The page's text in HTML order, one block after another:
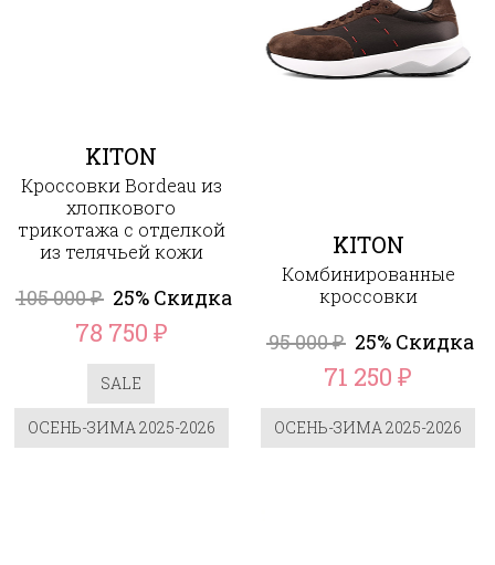
KITON
Кроссовки Bordeau из
хлопкового
трикотажа с отделкой
из телячьей кожи
105 000₽ 25% Скидка
78 750 ₽
SALE
ОСЕНЬ-ЗИМА 2025-2026
KITON
Комбинированные
кроссовки
95 000₽ 25% Скидка
71 250₽
ОСЕНЬ-ЗИМА 2025-2026